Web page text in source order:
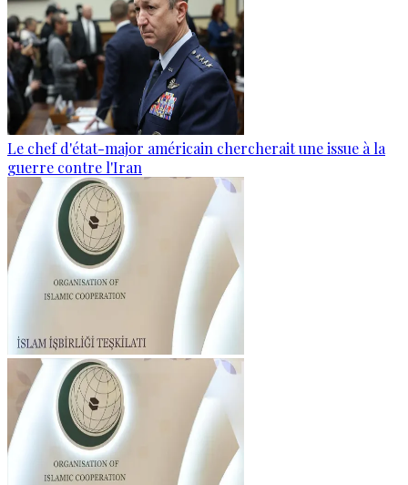
Le chef d'état-major américain chercherait une issue à la
guerre contre l'Iran